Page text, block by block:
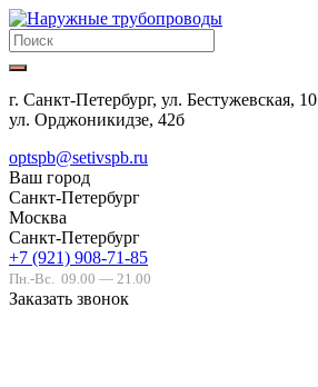
г. Санкт-Петербург, ул. Бестужевская, 10
ул. Орджоникидзе, 42б
optspb@setivspb.ru
Ваш город
Санкт-Петербург
Москва
Санкт-Петербург
+7 (921) 908-71-85
Пн.-Вс. 09.00 — 21.00
Заказать звонок